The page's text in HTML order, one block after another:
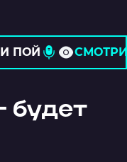
И ПОЙ
будет